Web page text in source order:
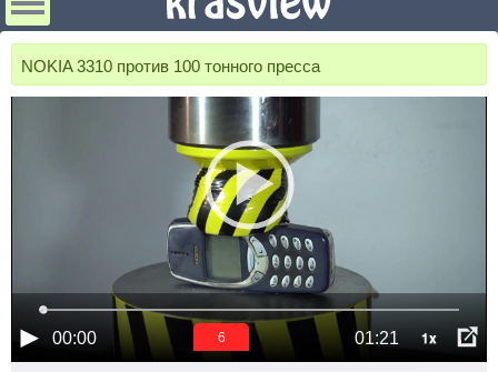
NOKIA 3310 против 100 тонного пресса
00:00 01:21 1x
6